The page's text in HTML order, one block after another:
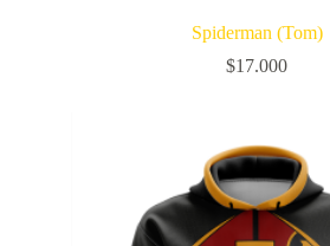
Spiderman (Tom)
$17.000